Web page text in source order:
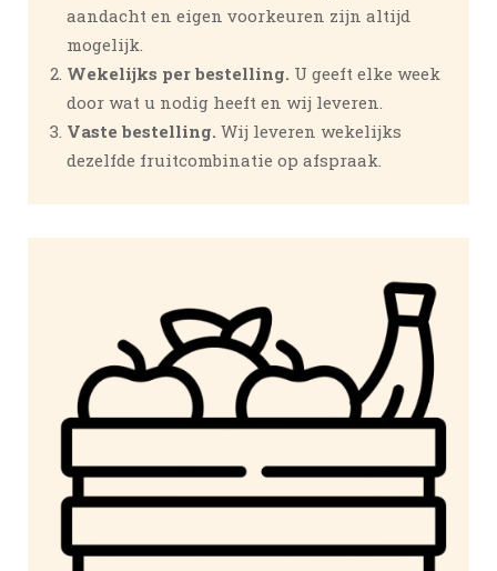
aandacht en eigen voorkeuren zijn altijd
mogelijk.
Wekelijks per bestelling. U geeft elke week
door wat u nodig heeft en wij leveren.
Vaste bestelling. Wij leveren wekelijks
dezelfde fruitcombinatie op afspraak.